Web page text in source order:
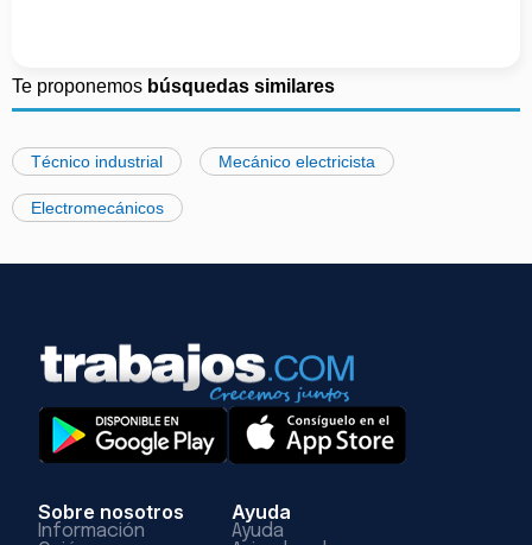
Te proponemos búsquedas similares
Técnico industrial Mecánico electricista
Electromecánicos
Sobre nosotros
Información
Ayuda
Ayuda